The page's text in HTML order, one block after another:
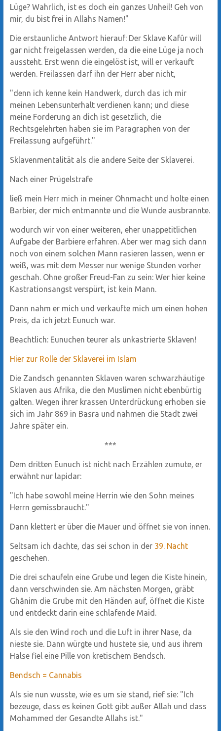
Lüge? Wahrlich, ist es doch ein ganzes Unheil! Geh von
mir, du bist frei in Allahs Namen!"
Die erstaunliche Antwort hierauf: Der Sklave Kafûr will
gar nicht freigelassen werden, da die eine Lüge ja noch
aussteht. Erst wenn die eingelöst ist, will er verkauft
werden. Freilassen darf ihn der Herr aber nicht,
"denn ich kenne kein Handwerk, durch das ich mir
meinen Lebensunterhalt verdienen kann; und diese
meine Forderung an dich ist gesetzlich, die
Rechtsgelehrten haben sie im Paragraphen von der
Freilassung aufgeführt."
Sklavenmentalität als die andere Seite der Sklaverei.
Nach einer Prügelstrafe
ließ mein Herr mich in meiner Ohnmacht und holte einen
Barbier, der mich entmannte und die Wunde ausbrannte.
wodurch wir von einer weiteren, eher unappetitlichen
Aufgabe der Barbiere erfahren. Aber wer mag sich dann
noch von einem solchen Mann rasieren lassen, wenn er
weiß, was mit dem Messer nur wenige Stunden vorher
geschah. Ohne großer Freud-Fan zu sein: Wer hier keine
Kastrationsangst verspürt, ist kein Mann.
Dann nahm er mich und verkaufte mich um einen hohen
Preis, da ich jetzt Eunuch war.
Beachtlich: Eunuchen teurer als unkastrierte Sklaven!
Hier zur Rolle der Sklaverei im Islam
Die Zandsch genannten Sklaven waren schwarzhäutige
Sklaven aus Afrika, die den Muslimen nicht ebenbürtig
galten. Wegen ihrer krassen Unterdrückung erhoben sie
sich im Jahr 869 in Basra und nahmen die Stadt zwei
Jahre später ein.
***
Dem dritten Eunuch ist nicht nach Erzählen zumute, er
erwähnt nur lapidar:
"Ich habe sowohl meine Herrin wie den Sohn meines
Herrn gemissbraucht."
Dann klettert er über die Mauer und öffnet sie von innen.
Seltsam ich dachte, das sei schon in der 39. Nacht
geschehen.
Die drei schaufeln eine Grube und legen die Kiste hinein,
dann verschwinden sie. Am nächsten Morgen, gräbt
Ghânim die Grube mit den Händen auf, öffnet die Kiste
und entdeckt darin eine schlafende Maid.
Als sie den Wind roch und die Luft in ihrer Nase, da
nieste sie. Dann würgte und hustete sie, und aus ihrem
Halse fiel eine Pille von kretischem Bendsch.
Bendsch = Cannabis
Als sie nun wusste, wie es um sie stand, rief sie: "Ich
bezeuge, dass es keinen Gott gibt außer Allah und dass
Mohammed der Gesandte Allahs ist."